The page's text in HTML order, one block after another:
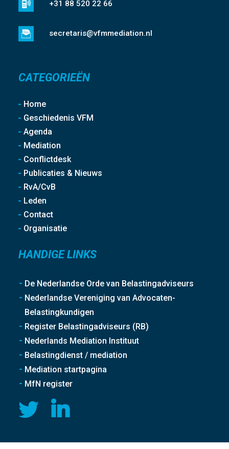
+31 88 520 22 66
secretaris@vfmmediation.nl
CATEGORIEËN
Home
Geschiedenis VFM
Agenda
Mediation
Conflictdesk
Publicaties & Nieuws
RvA/CvB
Leden
Contact
Organisatie
HANDIGE LINKS
De Nederlandse Orde van Belastingadviseurs
Nederlandse Vereniging van Advocaten-
Belastingkundigen
Register Belastingadviseurs (RB)
Nederlands Mediation Instituut
Belastingdienst / mediation
Mediation startpagina
MfN register